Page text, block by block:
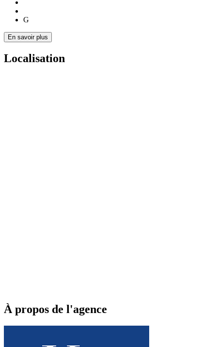
G
En savoir plus
Localisation
À propos de l'agence